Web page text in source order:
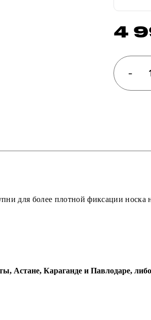
4
-
для более плотной фиксации носка
Караганде и Павлодаре, либо